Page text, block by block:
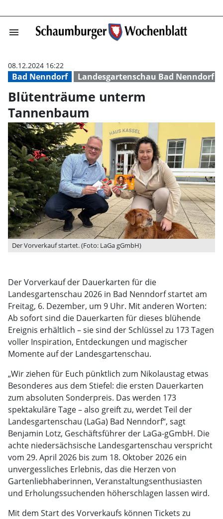
menu Blütenträume
Bad Nenndorf Landesgartenschau Bad Nenndorf
08.12.2024 16:22
Blütenträume unterm
Tannenbaum
Der Vorverkauf startet. (Foto: LaGa gGmbH)
Der Vorverkauf der Dauerkarten für die
Landesgartenschau 2026 in Bad Nenndorf startet am
Freitag, 6. Dezember, um 9 Uhr. Mit anderen Worten:
Ab sofort sind die Dauerkarten für dieses blühende
Ereignis erhältlich – sie sind der Schlüssel zu 173 Tagen
voller Inspiration, Entdeckungen und magischer
Momente auf der Landesgartenschau.
„Wir ziehen für Euch pünktlich zum Nikolaustag etwas
Besonderes aus dem Stiefel: die ersten Dauerkarten
zum absoluten Sonderpreis. Das werden 173
spektakuläre Tage – also greift zu, werdet Teil der
Landesgartenschau (LaGa) Bad Nenndorf“, sagt
Benjamin Lotz, Geschäftsführer der LaGa-gGmbH. Die
achte niedersächsische Landesgartenschau verspricht
vom 29. April 2026 bis zum 18. Oktober 2026 ein
unvergessliches Erlebnis, das die Herzen von
Gartenliebhaberinnen, Veranstaltungsenthusiasten
und Erholungssuchenden höherschlagen lassen wird.
Mit dem Start des Vorverkaufs können Tickets zu